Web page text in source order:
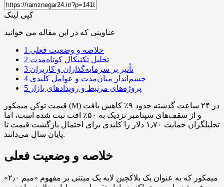
کپی لینک
عناوینی که در این مقاله می خوانید
1 خلاصه و وضعیت فعلی
2 تحلیل تکنیکال کوتاه‌مدت
3 تأثیر بر سرمایه‌گذاران و کاربران
4 چشم‌انداز میان‌مدت و عوامل کلیدی
5 پروژه‌های مرتبط و رویدادهای بازار
قیمت توکن میمکور (M) در ۲۴ ساعت گذشته حدود ۹٪ کاهش یافت
و از سقف‌های سپتامبر نزدیک به ۵۰٪ افت ثبت شده است، اما
تحلیلگران حمایت ۱٫۷۰ دلار را کلیدی برای احتمال بازگشت قیمت تا
پایان سال می‌دانند.
خلاصه و وضعیت فعلی
میمکور که به عنوان یک بلاکچین لایه یک مبتنی بر مفهوم «میم ۲٫۰»